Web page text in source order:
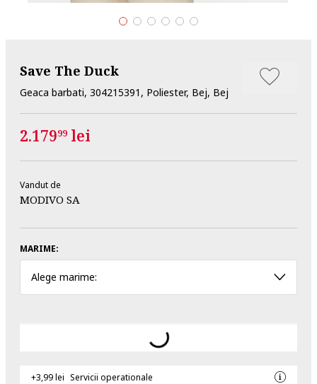
Save The Duck
Geaca barbati, 304215391, Poliester, Bej, Bej
2.17999 lei
Vandut de
MODIVO SA
MARIME:
Alege marime:
+3,99 lei Servicii operationale